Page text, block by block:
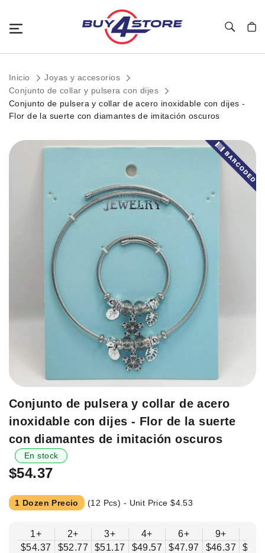
Inicio
Joyas y accesorios
Conjunto de collar y pulsera con dijes
Conjunto de pulsera y collar de acero inoxidable con dijes -
Flor de la suerte con diamantes de imitación oscuros
Saltar
al
Saltar
principio
de
galería
de
Conjunto de pulsera y collar de acero
inoxidable con dijes - Flor de la suerte
con diamantes de imitación oscuros
En stock
$54.37
1 Dozen Precio (12 Pcs) - Unit Price$4.53
1+
$54.37
2+
$52.77
3+
$51.17
4+
$49.57
6+
$47.97
9+
$46.37